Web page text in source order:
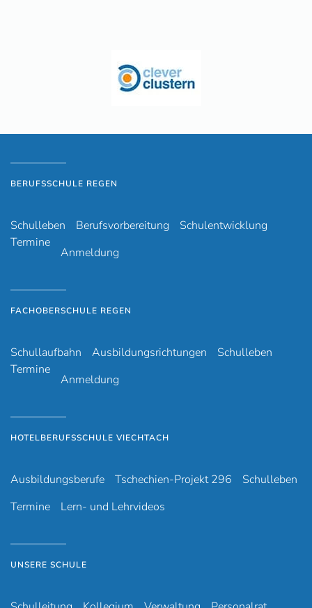
BERUFSSCHULE REGEN
Schulleben Berufsvorbereitung
Schulentwicklung
Termine
Anmeldung
FACHOBERSCHULE REGEN
Schullaufbahn Ausbildungsrichtungen
Schulleben
Termine
Anmeldung
HOTELBERUFSSCHULE VIECHTACH
Ausbildungsberufe Tschechien-Projekt 296
Schulleben
Termine
Lern- und Lehrvideos
UNSERE SCHULE